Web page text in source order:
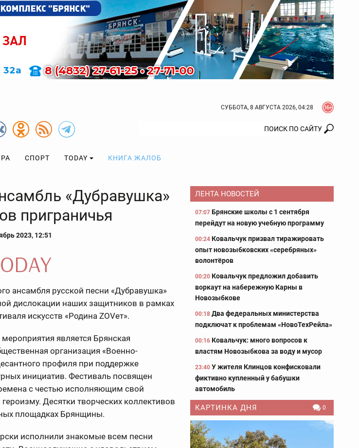
СУББОТА, 8 АВГУСТА 2026, 04:28
СПОРТ TODAY КНИГА ЖАЛОБ
«Дубравушка»
приграничья
2023, 12:51
ансамбля русской песни «Дубравушка»
дислокации наших защитников в рамках
искусств «Родина ZOVет».
является Брянская
организация «Военно-
профиля при поддержке
инициатив. Фестиваль посвящен
с честью исполняющим свой
Десятки творческих коллективов
площадках Брянщины.
исполнили знакомые всем песни
ЛЕНТА НОВОСТЕЙ
07:07 Брянские школы с 1 сентября
перейдут на новую учебную программу
00:24 Ковальчук призвал тиражировать
опыт новозыбковских «серебряных»
волонтёров
00:20 Ковальчук предложил добавить
воркаут на набережную Карны в
Новозыбкове
00:18 Два федеральных министерства
подключат к проблемам «НовоТехРейла»
00:16 Ковальчук: много вопросов к
властям Новозыбкова за воду и мусор
23:40 У жителя Клинцов конфисковали
фиктивно купленный у бабушки
автомобиль
КАРТИНКА ДНЯ 0